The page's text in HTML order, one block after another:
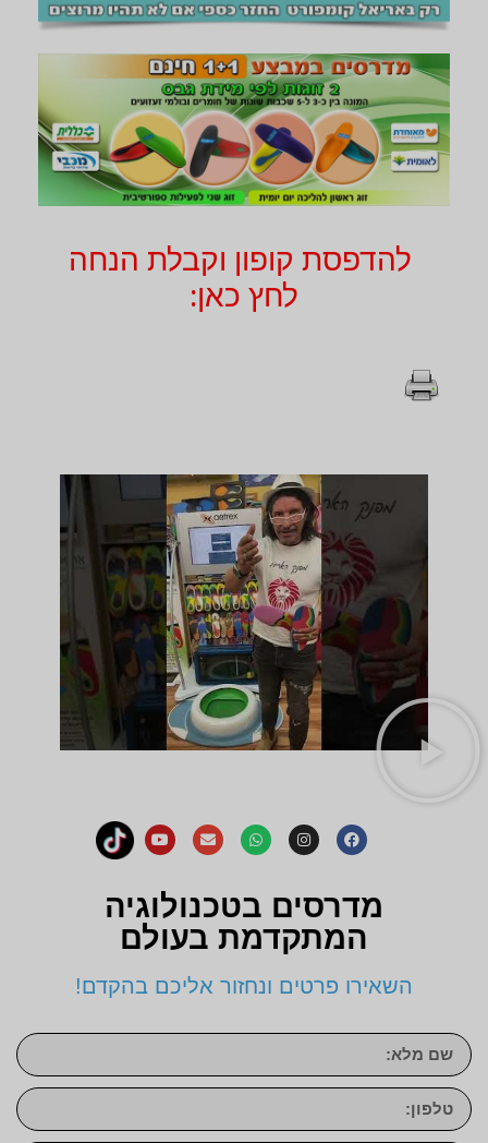
להדפסת קופון וקבלת הנחה
לחץ כאן:
מדרסים בטכנולוגיה
המתקדמת בעולם
השאירו פרטים ונחזור אליכם בהקדם!